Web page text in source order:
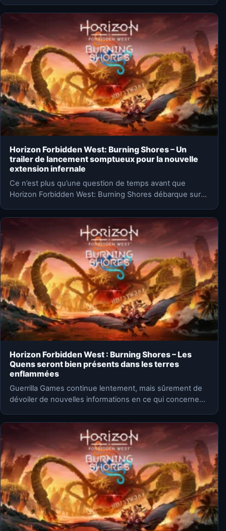
Horizon Forbidden West: Burning Shores – Un
trailer de lancement somptueux pour la nouvelle
extension infernale
Ce n’est plus qu’une question de temps avant que
Horizon Forbidden West: Burning Shores débarque sur
Horizon Forbidden West : Burning Shores – Les
Quens seront bien présents dans les terres
enflammées
Guerrilla Games continue lentement, mais sûrement de
dévoiler de nouvelles informations en ce qui concerne